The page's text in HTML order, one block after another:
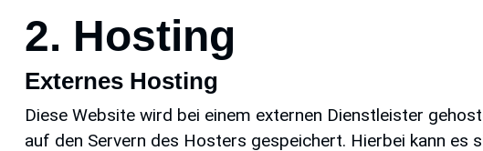
2. Hosting
Externes Hosting
Diese Website wird bei einem externen Dienstleister
auf den Servern des Hosters gespeichert. Hierbei kann es